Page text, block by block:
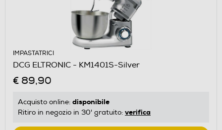
IMPASTATRICI
DCG ELTRONIC - KM1401S-Silver
€ 89,90
Acquisto online: disponibile
Ritiro in negozio in 30' gratuito: verifica